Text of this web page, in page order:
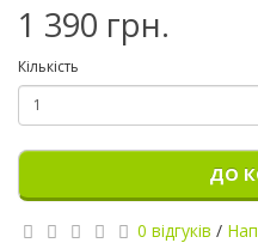
1 390 грн.
Кількість
ДО
0 відгуків /